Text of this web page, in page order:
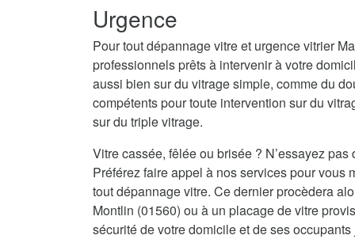
Urgence
Pour tout dépannage vitre et urgence vitrier
professionnels prêts à intervenir à votre
aussi bien sur du vitrage simple, comme du
compétents pour toute intervention sur du
sur du triple vitrage.
Vitre cassée, fêlée ou brisée ? N’essayez
Préférez faire appel à nos services pour vous
tout dépannage vitre. Ce dernier procèdera
Montlin (01560) ou à un placage de vitre
sécurité de votre domicile et de ses